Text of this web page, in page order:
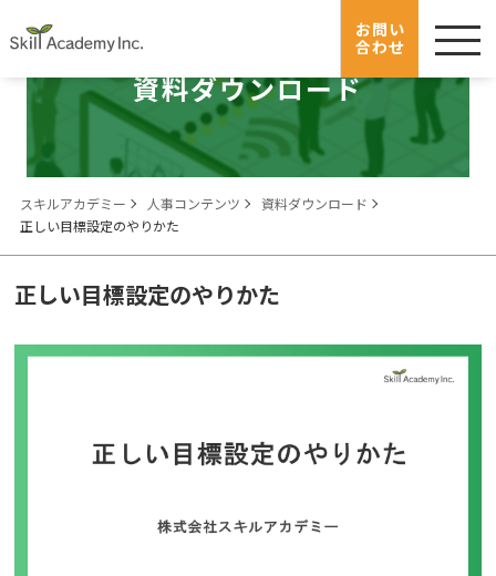
お問い
合わせ
menu
資料ダウンロード
スキルアカデミー 人事コンテンツ
資料ダウンロード
正しい目標設定のやりかた
正しい目標設定のやりかた